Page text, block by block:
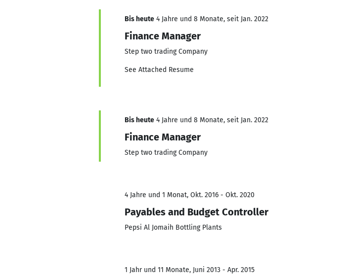
Bis heute 4 Jahre und 8 Monate, seit Jan. 2022
Finance Manager
Step two trading Company
See Attached Resume
Bis heute 4 Jahre und 8 Monate, seit Jan. 2022
Finance Manager
Step two trading Company
4 Jahre und 1 Monat, Okt. 2016 - Okt. 2020
Payables and Budget Controller
Pepsi Al Jomaih Bottling Plants
1 Jahr und 11 Monate, Juni 2013 - Apr. 2015